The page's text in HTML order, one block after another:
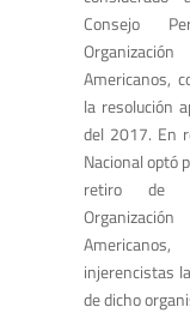
Consejo
Americanos,
la resolución
del 2017. En
Nacional optó
retiro de
injerencistas
de dicho